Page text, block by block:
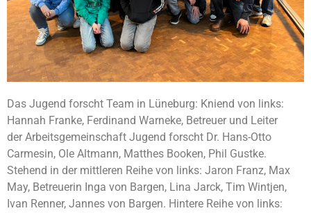
Das Jugend forscht Team in Lüneburg: Kniend von links:
Hannah Franke, Ferdinand Warneke, Betreuer und Leiter
der Arbeitsgemeinschaft Jugend forscht Dr. Hans-Otto
Carmesin, Ole Altmann, Matthes Booken, Phil Gustke.
Stehend in der mittleren Reihe von links: Jaron Franz, Max
May, Betreuerin Inga von Bargen, Lina Jarck, Tim Wintjen,
Ivan Renner, Jannes von Bargen. Hintere Reihe von links: